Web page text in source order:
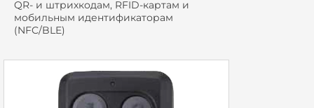
QR- и штрихкодам, RFID-картам и
мобильным идентификаторам
(NFC/BLE)